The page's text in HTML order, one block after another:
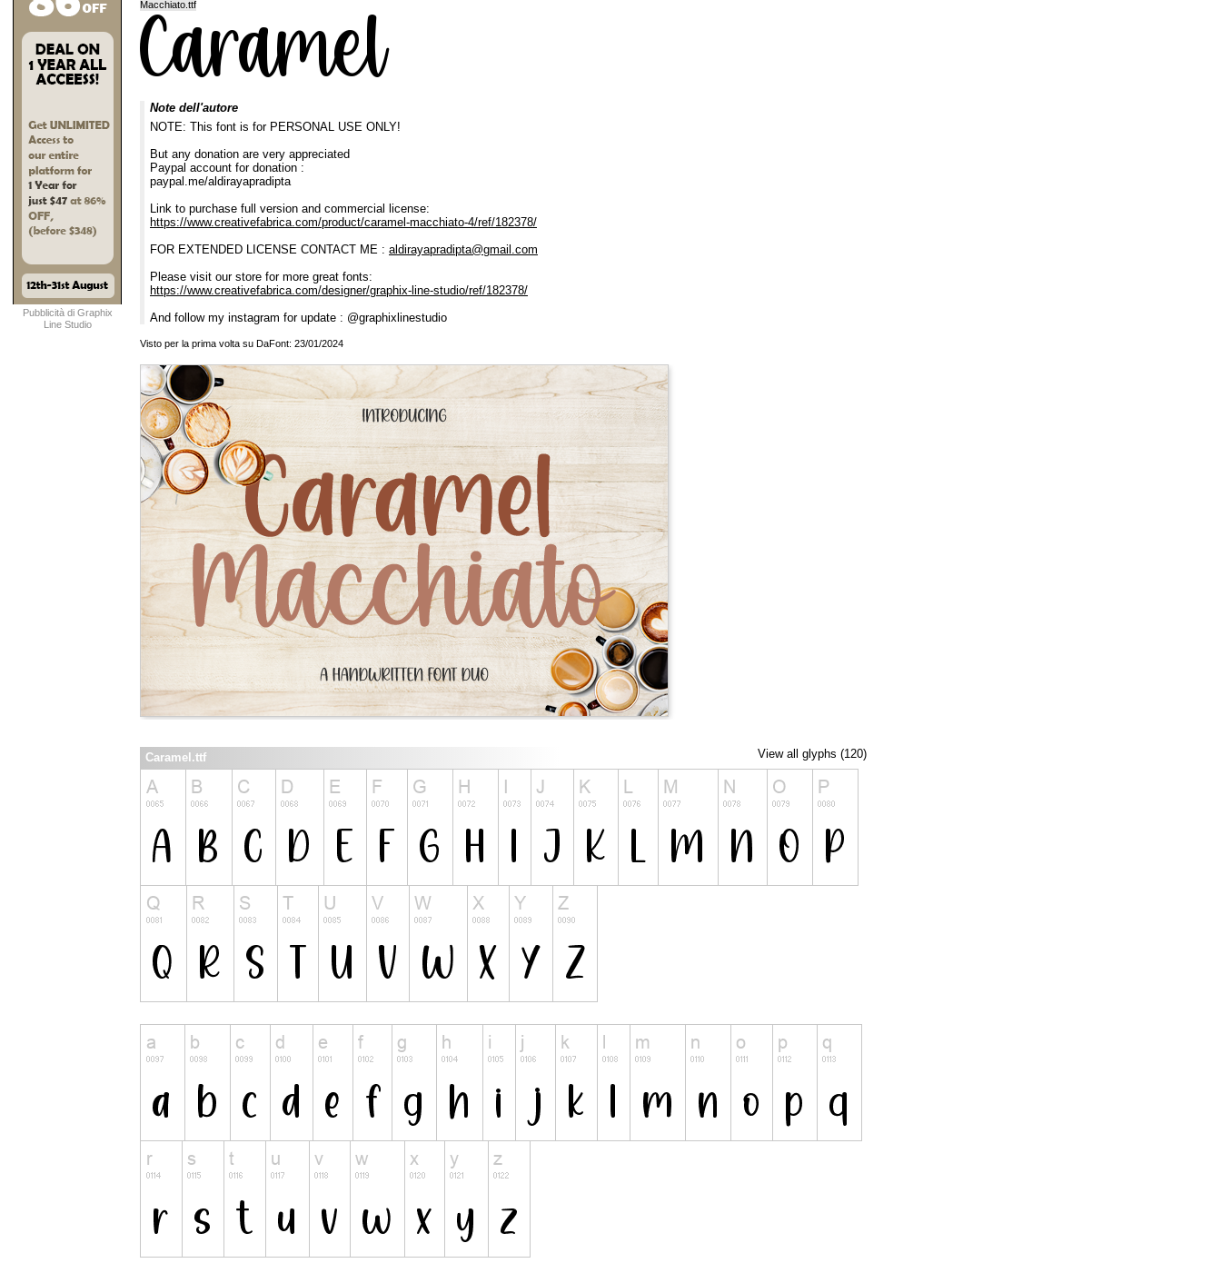
Pubblicità di Graphix
Line Studio
Macchiato.ttf
Note dell'autore
NOTE: This font is for PERSONAL USE ONLY!
But any donation are very appreciated
Paypal account for donation :
paypal.me/aldirayapradipta
Link to purchase full version and commercial license:
https://www.creativefabrica.com/product/caramel-macchiato-4/ref/182378/
FOR EXTENDED LICENSE CONTACT ME : aldirayapradipta@gmail.com
Please visit our store for more great fonts:
https://www.creativefabrica.com/designer/graphix-line-studio/ref/182378/
And follow my instagram for update : @graphixlinestudio
Visto per la prima volta su DaFont: 23/01/2024
View all glyphs (120)
Caramel.ttf